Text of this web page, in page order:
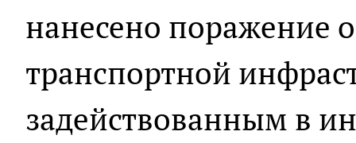
нанесено поражение
транспортной
задействованным в